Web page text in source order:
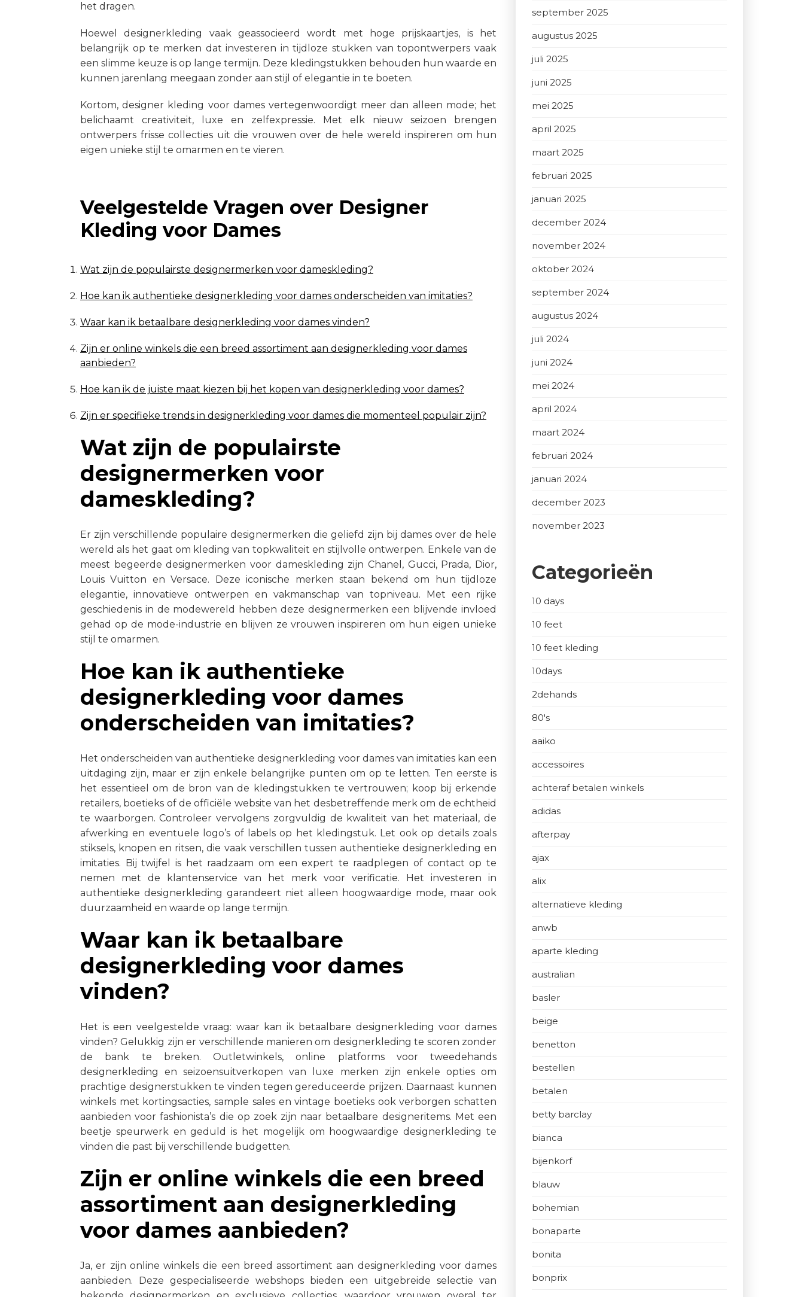
het dragen.
Hoewel designerkleding vaak geassocieerd wordt met hoge prijskaartjes, is het
belangrijk op te merken dat investeren in tijdloze stukken van topontwerpers vaak
een slimme keuze is op lange termijn. Deze kledingstukken behouden hun waarde en
kunnen jarenlang meegaan zonder aan stijl of elegantie in te boeten.
Kortom, designer kleding voor dames vertegenwoordigt meer dan alleen mode; het
belichaamt creativiteit, luxe en zelfexpressie. Met elk nieuw seizoen brengen
ontwerpers frisse collecties uit die vrouwen over de hele wereld inspireren om hun
eigen unieke stijl te omarmen en te vieren.
Veelgestelde Vragen over Designer
Kleding voor Dames
Wat zijn de populairste designermerken voor dameskleding?
Hoe kan ik authentieke designerkleding voor dames onderscheiden van imitaties?
Waar kan ik betaalbare designerkleding voor dames vinden?
Zijn er online winkels die een breed assortiment aan designerkleding voor dames
aanbieden?
Hoe kan ik de juiste maat kiezen bij het kopen van designerkleding voor dames?
Zijn er specifieke trends in designerkleding voor dames die momenteel populair zijn?
Wat zijn de populairste
designermerken voor
dameskleding?
Er zijn verschillende populaire designermerken die geliefd zijn bij dames over de hele
wereld als het gaat om kleding van topkwaliteit en stijlvolle ontwerpen. Enkele van de
meest begeerde designermerken voor dameskleding zijn Chanel, Gucci, Prada, Dior,
Louis Vuitton en Versace. Deze iconische merken staan bekend om hun tijdloze
elegantie, innovatieve ontwerpen en vakmanschap van topniveau. Met een rijke
geschiedenis in de modewereld hebben deze designermerken een blijvende invloed
gehad op de mode-industrie en blijven ze vrouwen inspireren om hun eigen unieke
stijl te omarmen.
Hoe kan ik authentieke
designerkleding voor dames
onderscheiden van imitaties?
Het onderscheiden van authentieke designerkleding voor dames van imitaties kan een
uitdaging zijn, maar er zijn enkele belangrijke punten om op te letten. Ten eerste is
het essentieel om de bron van de kledingstukken te vertrouwen; koop bij erkende
retailers, boetieks of de officiële website van het desbetreffende merk om de echtheid
te waarborgen. Controleer vervolgens zorgvuldig de kwaliteit van het materiaal, de
afwerking en eventuele logo’s of labels op het kledingstuk. Let ook op details zoals
stiksels, knopen en ritsen, die vaak verschillen tussen authentieke designerkleding en
imitaties. Bij twijfel is het raadzaam om een expert te raadplegen of contact op te
nemen met de klantenservice van het merk voor verificatie. Het investeren in
authentieke designerkleding garandeert niet alleen hoogwaardige mode, maar ook
duurzaamheid en waarde op lange termijn.
Waar kan ik betaalbare
designerkleding voor dames
vinden?
Het is een veelgestelde vraag: waar kan ik betaalbare designerkleding voor dames
vinden? Gelukkig zijn er verschillende manieren om designerkleding te scoren zonder
de bank te breken. Outletwinkels, online platforms voor tweedehands
designerkleding en seizoensuitverkopen van luxe merken zijn enkele opties om
prachtige designerstukken te vinden tegen gereduceerde prijzen. Daarnaast kunnen
winkels met kortingsacties, sample sales en vintage boetieks ook verborgen schatten
aanbieden voor fashionista’s die op zoek zijn naar betaalbare designeritems. Met een
beetje speurwerk en geduld is het mogelijk om hoogwaardige designerkleding te
vinden die past bij verschillende budgetten.
Zijn er online winkels die een breed
assortiment aan designerkleding
voor dames aanbieden?
Ja, er zijn online winkels die een breed assortiment aan designerkleding voor dames
aanbieden. Deze gespecialiseerde webshops bieden een uitgebreide selectie van
september 2025
augustus 2025
juli 2025
juni 2025
mei 2025
april 2025
maart 2025
februari 2025
januari 2025
december 2024
november 2024
oktober 2024
september 2024
augustus 2024
juli 2024
juni 2024
mei 2024
april 2024
maart 2024
februari 2024
januari 2024
december 2023
november 2023
Categorieën
10 days
10 feet
10 feet kleding
10days
2dehands
80's
aaiko
accessoires
achteraf betalen winkels
adidas
afterpay
ajax
alix
alternatieve kleding
anwb
aparte kleding
australian
basler
beige
benetton
bestellen
betalen
betty barclay
bianca
bijenkorf
blauw
bohemian
bonaparte
bonita
bonprix